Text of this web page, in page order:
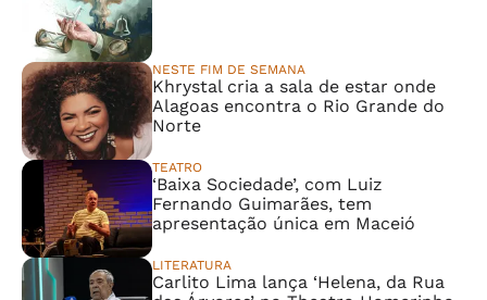
NESTE FIM DE SEMANA
Khrystal cria a sala de estar onde
Alagoas encontra o Rio Grande do
Norte
TEATRO
‘Baixa Sociedade’, com Luiz
Fernando Guimarães, tem
apresentação única em Maceió
LITERATURA
Carlito Lima lança ‘Helena, da Rua